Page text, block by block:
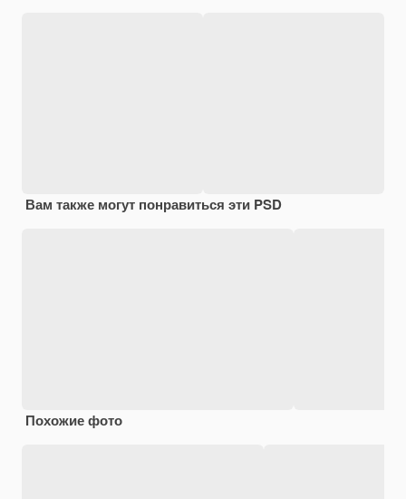
Вам также могут понравиться эти PSD
Похожие фото